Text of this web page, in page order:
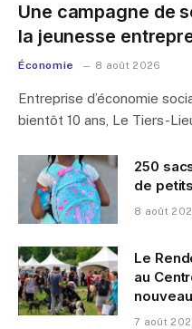
Une campagne de
la jeunesse
Économie 8 août 2026
Entreprise d’économie
bientôt 10 ans, Le Tiers-
250
de
8 août
Le
au
7 août